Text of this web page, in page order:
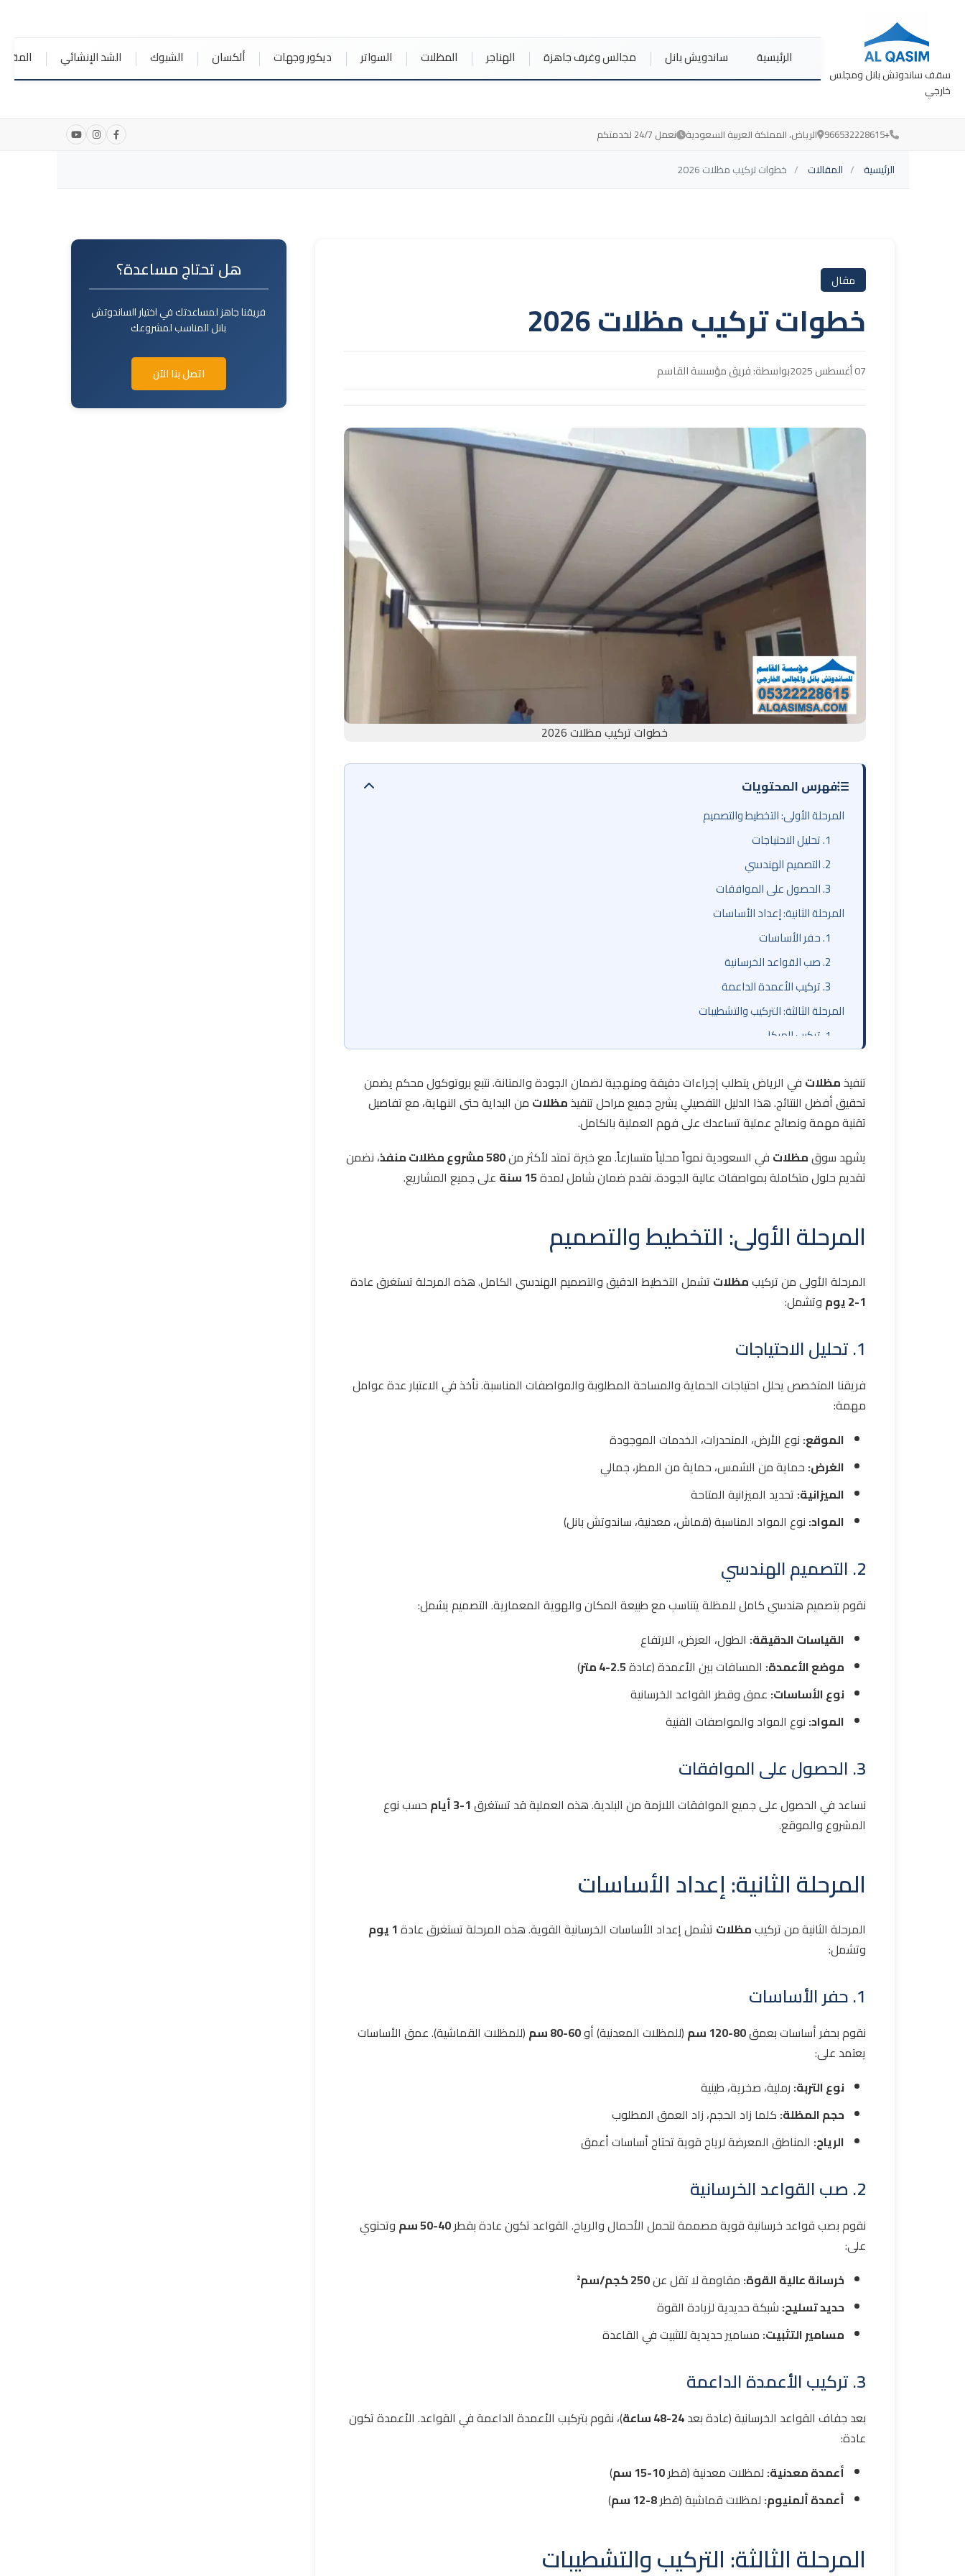
سقف ساندوتش بانل ومجلس
خارجي
الرئيسية ساندويش بانل مجالس وغرف جاهزة الهناجر المظلات السواتر ديكور وجهات ألكسان الشبوك الشد الإنشائي
+966532228615 الرياض، المملكة العربية السعودية نعمل 24/7 لخدمتكم
الرئيسية المقالات خطوات تركيب مظلات 2026
مقال
خطوات تركيب مظلات 2026
07 أغسطس 2025 بواسطة: فريق مؤسسة القاسم
خطوات تركيب مظلات 2026
فهرس المحتويات
المرحلة الأولى: التخطيط والتصميم
1. تحليل الاحتياجات
2. التصميم الهندسي
3. الحصول على الموافقات
المرحلة الثانية: إعداد الأساسات
1. حفر الأساسات
2. صب القواعد الخرسانية
3. تركيب الأعمدة الداعمة
المرحلة الثالثة: التركيب والتشطيبات
1. تركيب الهيكل
3. الفحص النهائي
المدة الإجمالية للتركيب
خاتمة
تنفيذمظلات في الرياض يتطلب إجراءات دقيقة ومنهجية لضمان الجودة والمتانة. نتبع بروتوكول محكم يضمن
تحقيق أفضل النتائج. هذا الدليل التفصيلي يشرح جميع مراحل تنفيذمظلات من البداية حتى النهاية، مع تفاصيل
تقنية مهمة ونصائح عملية تساعدك على فهم العملية بالكامل.
يشهد سوقمظلات في السعودية نمواً محلياً متسارعاً. مع خبرة تمتد لأكثر من580 مشروع مظلات منفذ
، نضمن
تقديم حلول متكاملة بمواصفات عالية الجودة. نقدم ضمان شامل لمدة15 سنة على جميع المشاريع.
المرحلة الأولى: التخطيط والتصميم
المرحلة الأولى من تركيبمظلات تشمل التخطيط الدقيق والتصميم الهندسي الكامل. هذه المرحلة تستغرق عادة
1-2 يوم
وتشمل:
1. تحليل الاحتياجات
فريقنا المتخصص يحلل احتياجات الحماية والمساحة المطلوبة والمواصفات المناسبة. نأخذ في الاعتبار عدة عوامل
مهمة:
الموقع: نوع الأرض، المنحدرات، الخدمات الموجودة
الغرض: حماية من الشمس، حماية من المطر، جمالي
الميزانية: تحديد الميزانية المتاحة
المواد: نوع المواد المناسبة (قماش، معدنية، ساندوتش بانل)
2. التصميم الهندسي
نقوم بتصميم هندسي كامل للمظلة يتناسب مع طبيعة المكان والهوية المعمارية. التصميم يشمل:
القياسات الدقيقة: الطول، العرض، الارتفاع
موضع الأعمدة: المسافات بين الأعمدة (عادة2.5-4 متر
)
نوع الأساسات: عمق وقطر القواعد الخرسانية
المواد: نوع المواد والمواصفات الفنية
3. الحصول على الموافقات
نساعد في الحصول على جميع الموافقات اللازمة من البلدية. هذه العملية قد تستغرق1-3 أيام
حسب نوع
المشروع والموقع.
المرحلة الثانية: إعداد الأساسات
المرحلة الثانية من تركيبمظلات تشمل إعداد الأساسات الخرسانية القوية. هذه المرحلة تستغرق عادة1 يوم
وتشمل:
1. حفر الأساسات
نقوم بحفر أساسات بعمق80-120 سم (للمظلات المعدنية) أو60-80 سم
(للمظلات القماشية). عمق الأساسات
يعتمد على:
نوع التربة: رملية، صخرية، طينية
حجم المظلة: كلما زاد الحجم، زاد العمق المطلوب
الرياح: المناطق المعرضة لرياح قوية تحتاج أساسات أعمق
2. صب القواعد الخرسانية
نقوم بصب قواعد خرسانية قوية مصممة لتحمل الأحمال والرياح. القواعد تكون عادة بقطر40-50 سم
وتحتوي
على:
خرسانة عالية القوة: مقاومة لا تقل عن250 كجم/سم²
حديد تسليح: شبكة حديدية لزيادة القوة
مسامير التثبيت: مسامير حديدية للتثبيت في القاعدة
3. تركيب الأعمدة الداعمة
بعد جفاف القواعد الخرسانية (عادة بعد24-48 ساعة
)، نقوم بتركيب الأعمدة الداعمة في القواعد. الأعمدة تكون
عادة:
أعمدة معدنية: لمظلات معدنية (قطر10-15 سم
)
أعمدة ألمنيوم: لمظلات قماشية (قطر8-12 سم )
المرحلة الثالثة: التركيب والتشطيبات
هل تحتاج مساعدة؟
فريقنا جاهز لمساعدتك في اختيار الساندوتش
بانل المناسب لمشروعك
اتصل بنا الآن